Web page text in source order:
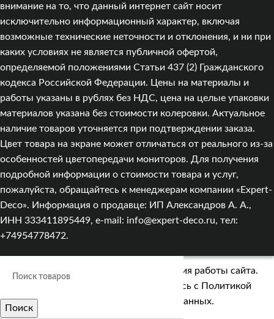
внимание на то, что данный интернет сайт носит
исключительно информационный характер, включая
возможные технические неточности и отклонения, и ни при
каких условиях не является публичной офертой,
определяемой положениями Статьи 437 (2) Гражданского
кодекса Российской Федерации. Цены на материалы и
работы указаны в рублях без НДС, цена на целые упаковки
материалов указана без стоимости колеровки. Актуальное
наличие товаров уточняется при подтверждении заказа.
Цвет товара на экране может отличаться от реального из‑за
особенностей цветопередачи мониторов. Для получения
подробной информации о стоимости товара и услуг,
пожалуйста, обращайтесь к менеджерам компании «Expert-
Deco». Информация о продавце: ИП Александров А. А.,
ИНН 333411895449, e-mail: info@expert-deco.ru, тел:
+74954778472.
Поиск
Мы используем cookies для улучшения работы сайта.
Оставаясь на сайте, вы соглашаетесь с Политикой
обработки персональных данных.